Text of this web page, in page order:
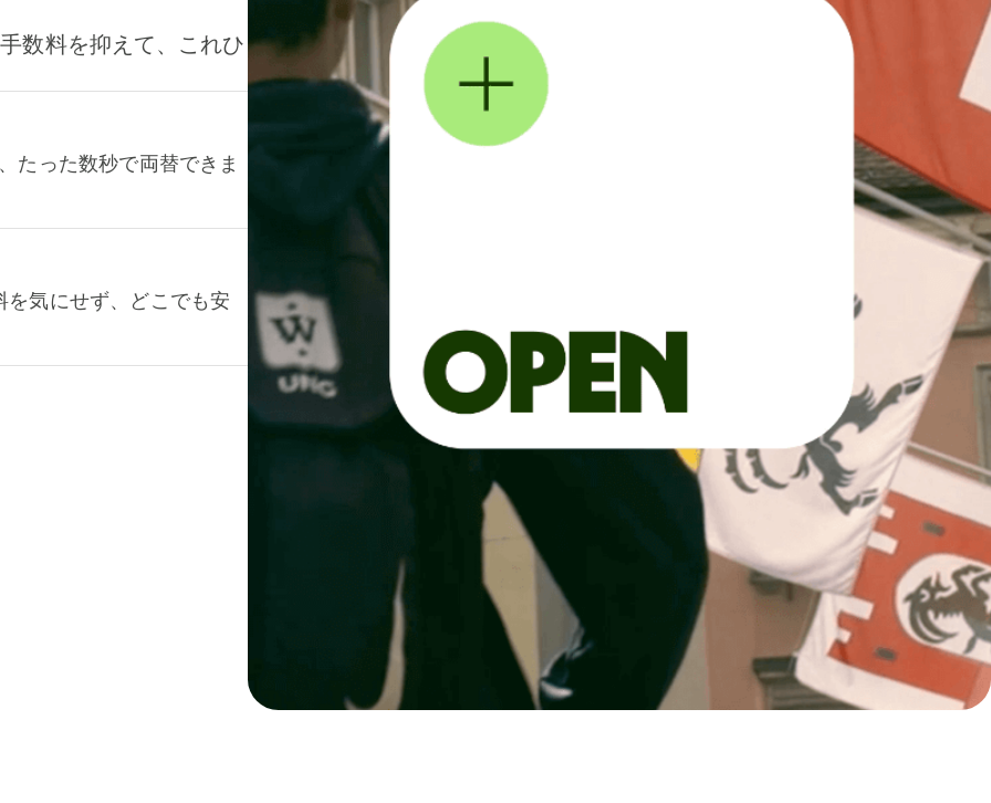
数料を抑えて、これひ
たった数秒で両替できま
気にせず、どこでも安